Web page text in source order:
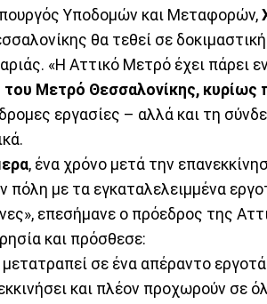
Υποδομών και Μεταφορών,
θα τεθεί σε
«Η Αττικό Μετρό έχει πάρει
Μετρό Θεσσαλονίκης, κυρίως
εργασίες – αλλά και τη
, ένα χρόνο μετά την
πόλη με τα εγκαταλελειμμένα
επεσήμανε ο πρόεδρος της
και πρόσθεσε:
σε ένα απέραντο
και πλέον προχωρούν σε